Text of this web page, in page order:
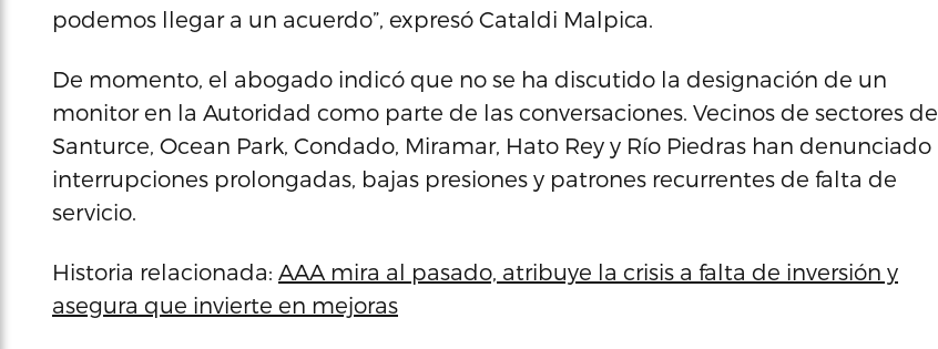
podemos llegar a un acuerdo”, expresó Cataldi Malpica.
De momento, el abogado indicó que no se ha discutido la designación de un
monitor en la Autoridad como parte de las conversaciones. Vecinos de sectores de
Santurce, Ocean Park, Condado, Miramar, Hato Rey y Río Piedras han denunciado
interrupciones prolongadas, bajas presiones y patrones recurrentes de falta de
servicio.
Historia relacionada: AAA mira al pasado, atribuye la crisis a falta de inversión y
asegura que invierte en mejoras